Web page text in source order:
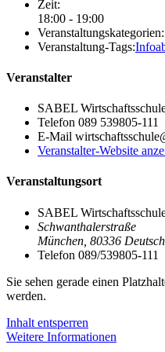
Zeit:
18:00 - 19:00
Veranstaltungskategorien:
Veranstaltung-Tags:
Veranstalter
SABEL
Telefon 089 539805-111
E-Mail
Veranstalter-Website
Veranstaltungsort
SABEL
Schwanthalerstraße
München 80336
Telefon 089/539805-111
Sie sehen gerade einen
werden.
Inhalt entsperren
Weitere Informationen